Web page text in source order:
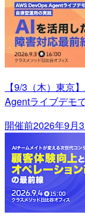
【9/3（木）東京
Agentライブデモ
開催前2026年9月